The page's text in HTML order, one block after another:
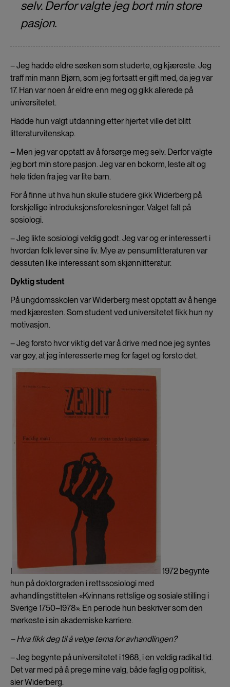
selv. Derfor valgte jeg bort min store
pasjon.
– Jeg hadde eldre søsken som studerte, og kjæreste. Jeg
traff min mann Bjørn, som jeg fortsatt er gift med, da jeg var
17. Han var noen år eldre enn meg og gikk allerede på
universitetet.
Hadde hun valgt utdanning etter hjertet ville det blitt
litteraturvitenskap.
– Men jeg var opptatt av å forsørge meg selv. Derfor valgte
jeg bort min store pasjon. Jeg var en bokorm, leste alt og
hele tiden fra jeg var lite barn.
For å finne ut hva hun skulle studere gikk Widerberg på
forskjellige introduksjonsforelesninger. Valget falt på
sosiologi.
– Jeg likte sosiologi veldig godt. Jeg var og er interessert i
hvordan folk lever sine liv. Mye av pensumlitteraturen var
dessuten like interessant som skjønnlitteratur.
Dyktig student
På ungdomsskolen var Widerberg mest opptatt av å henge
med kjæresten. Som student ved universitetet fikk hun ny
motivasjon.
– Jeg forsto hvor viktig det var å drive med noe jeg syntes
var gøy, at jeg interesserte meg for faget og forsto det.
I
1972 begynte
hun på doktorgraden i rettssosiologi med
avhandlingstittelen «Kvinnans rettslige og sosiale stilling i
Sverige 1750–1978». En periode hun beskriver som den
mørkeste i sin akademiske karriere.
– Hva fikk deg til å velge tema for avhandlingen?
­– Jeg begynte på universitetet i 1968, i en veldig radikal tid.
Det var med på å prege mine valg, både faglig og politisk,
sier Widerberg.